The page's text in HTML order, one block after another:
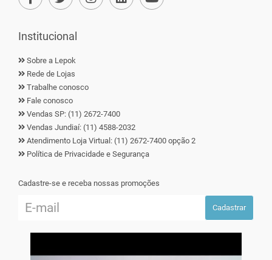
Institucional
Sobre a Lepok
Rede de Lojas
Trabalhe conosco
Fale conosco
Vendas SP: (11) 2672-7400
Vendas Jundiaí: (11) 4588-2032
Atendimento Loja Virtual: (11) 2672-7400 opção 2
Política de Privacidade e Segurança
Cadastre-se e receba nossas promoções
Cadastrar